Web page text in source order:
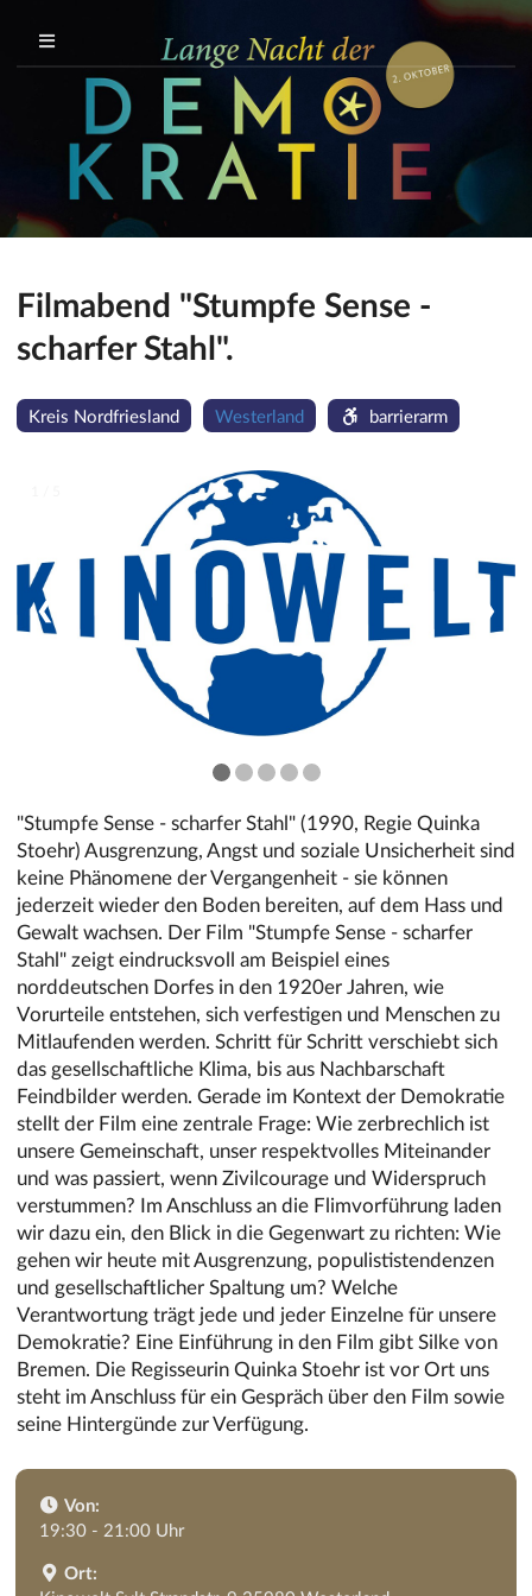
Filmabend "Stumpfe Sense -
scharfer Stahl".
Kreis Nordfriesland Westerland barrierarm
❮ ❯
"Stumpfe Sense - scharfer Stahl" (1990, Regie Quinka
Stoehr) Ausgrenzung, Angst und soziale Unsicherheit sind
keine Phänomene der Vergangenheit - sie können
jederzeit wieder den Boden bereiten, auf dem Hass und
Gewalt wachsen. Der Film "Stumpfe Sense - scharfer
Stahl" zeigt eindrucksvoll am Beispiel eines
norddeutschen Dorfes in den 1920er Jahren, wie
Vorurteile entstehen, sich verfestigen und Menschen zu
Mitlaufenden werden. Schritt für Schritt verschiebt sich
das gesellschaftliche Klima, bis aus Nachbarschaft
Feindbilder werden. Gerade im Kontext der Demokratie
stellt der Film eine zentrale Frage: Wie zerbrechlich ist
unsere Gemeinschaft, unser respektvolles Miteinander
und was passiert, wenn Zivilcourage und Widerspruch
verstummen? Im Anschluss an die Flimvorführung laden
wir dazu ein, den Blick in die Gegenwart zu richten: Wie
gehen wir heute mit Ausgrenzung, populististendenzen
und gesellschaftlicher Spaltung um? Welche
Verantwortung trägt jede und jeder Einzelne für unsere
Demokratie? Eine Einführung in den Film gibt Silke von
Bremen. Die Regisseurin Quinka Stoehr ist vor Ort uns
steht im Anschluss für ein Gespräch über den Film sowie
seine Hintergünde zur Verfügung.
Von:
19:30 - 21:00 Uhr
Ort: